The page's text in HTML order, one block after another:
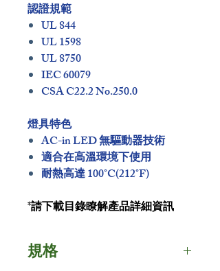
認證規範
UL 844
UL 1598
UL 8750
IEC 60079
CSA C22.2 No.250.0
燈具特色
AC-in LED 無驅動器技術
適合在高溫環境下使用
耐熱高達 100°C(212°F)
*請下載目錄瞭解產品詳細資訊
規格